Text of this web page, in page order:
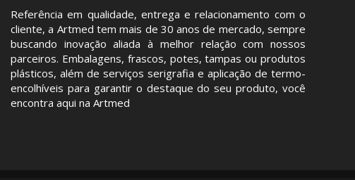
Referência em qualidade, entrega e relacionamento com o
cliente, a Artmed tem mais de 30 anos de mercado, sempre
buscando inovação aliada à melhor relação com nossos
parceiros. Embalagens, frascos, potes, tampas ou produtos
plásticos, além de serviços serigrafia e aplicação de termo-
encolhíveis para garantir o destaque do seu produto, você
encontra aqui na Artmed